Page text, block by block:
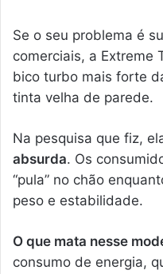
Se o seu problema é
comerciais, a Extreme
bico turbo mais forte
tinta velha de parede.
Na pesquisa que fiz,
absurda. Os
“pula” no chão
peso e estabilidade.
O que mata nesse
consumo de energia,